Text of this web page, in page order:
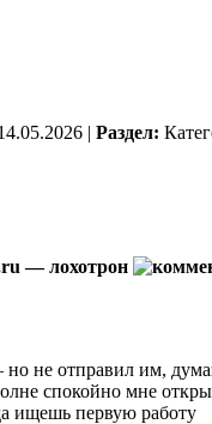
| Раздел:
— лохотрон
не отправил им,
спокойно мне
ищешь первую работу